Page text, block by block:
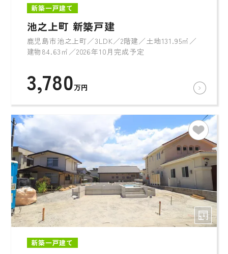
新築一戸建て
池之上町 新築戸建
鹿児島市池之上町／3LDK／2階建／土地131.95㎡／
建物84.63㎡／2026年10月完成予定
3,780万円
新築一戸建て